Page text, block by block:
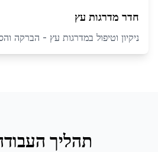
חדר מדרגות עץ
ניקיון וטיפול במדרגות עץ - הברקה
תהליך